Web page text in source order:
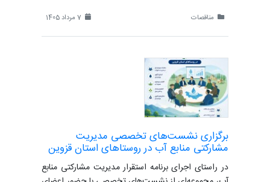
مناقصات
برگزاری نشست‌های تخصصی مدیریت
مشارکتی منابع آب در روستاهای استان قزوین
در راستای اجرای برنامه استقرار مدیریت مشارکتی منابع